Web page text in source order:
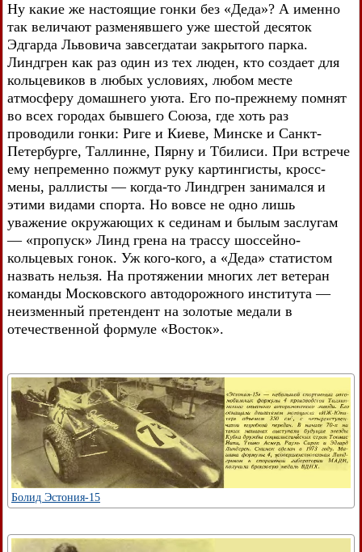
Ну какие же настоящие гонки без «Деда»? А именно
так величают разменявшего уже шестой десяток
Эдгарда Львовича завсегдатаи закрытого парка.
Линдгрен как раз один из тех люден, кто создает для
кольцевиков в любых условиях, любом месте
атмосферу домашнего уюта. Его по-прежнему помнят
во всех городах бывшего Союза, где хоть раз
проводили гонки: Риге и Киеве, Минске и Санкт-
Петербурге, Таллинне, Пярну и Тбилиси. При встрече
ему непременно пожмут руку картингисты, кросс-
мены, раллисты — когда-то Линдгрен занимался и
этими видами спорта. Но вовсе не одно лишь
уважение окружающих к сединам и былым заслугам
— «пропуск» Линд грена на трассу шоссейно-
кольцевых гонок. Уж кого-кого, а «Деда» статистом
назвать нельзя. На протяжении многих лет ветеран
команды Московского автодорожного института —
неизменный претендент на золотые медали в
отечественной формуле «Восток».
Болид Эстония-15